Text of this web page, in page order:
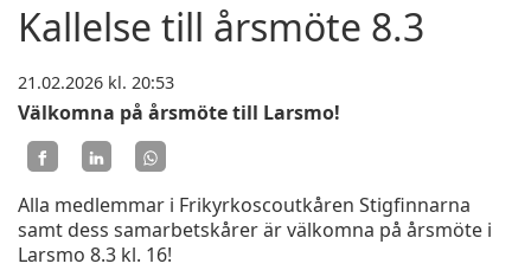
Kallelse till årsmöte 8.3
21.02.2026 kl. 20:53
Välkomna på årsmöte till Larsmo!
Alla medlemmar i Frikyrkoscoutkåren Stigfinnarna
samt dess samarbetskårer är välkomna på årsmöte i
Larsmo 8.3 kl. 16!